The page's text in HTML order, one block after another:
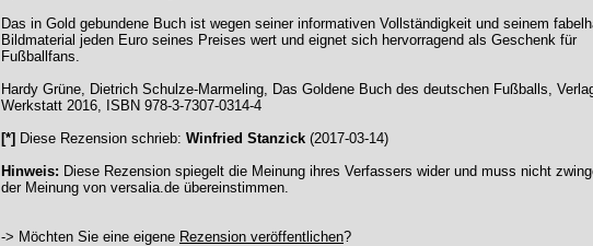
Das in Gold gebundene Buch ist wegen seiner informativen Vollständigkeit und seinem
Bildmaterial jeden Euro seines Preises wert und eignet sich hervorragend als Geschenk für
Fußballfans.
Hardy Grüne, Dietrich Schulze-Marmeling, Das Goldene Buch des deutschen Fußballs,
Werkstatt 2016, ISBN 978-3-7307-0314-4
[*] Diese Rezension schrieb: Winfried Stanzick (2017-03-14)
Hinweis: Diese Rezension spiegelt die Meinung ihres Verfassers wider und muss nicht
der Meinung von versalia.de übereinstimmen.
-> Möchten Sie eine eigene Rezension veröffentlichen?